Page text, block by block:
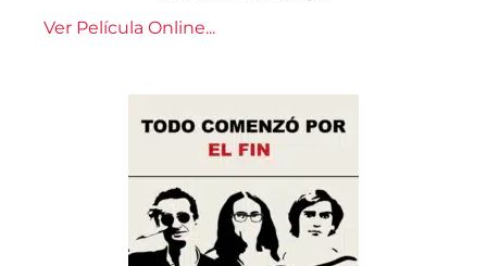
Ver Película Online...